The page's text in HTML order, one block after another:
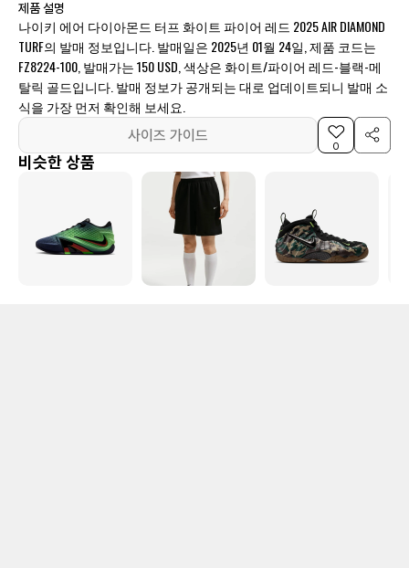
제품 설명
나이키 에어 다이아몬드 터프 화이트 파이어 레드 2025 AIR DIAMOND
TURF의 발매 정보입니다. 발매일은 2025년 01월 24일, 제품 코드는
FZ8224-100, 발매가는 150 USD, 색상은 화이트/파이어 레드-블랙-메
탈릭 골드입니다. 발매 정보가 공개되는 대로 업데이트되니 발매 소
식을 가장 먼저 확인해 보세요.
사이즈 가이드
0
비슷한 상품